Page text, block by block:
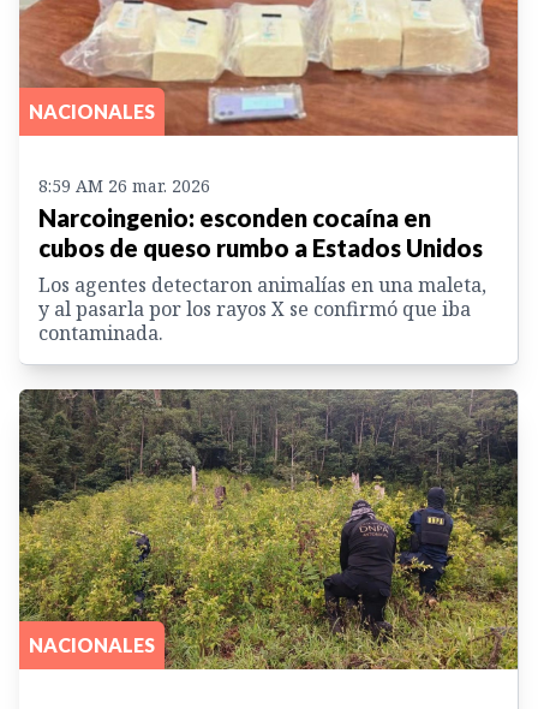
NACIONALES
8:59 AM 26 mar. 2026
Narcoingenio: esconden cocaína en
cubos de queso rumbo a Estados Unidos
Los agentes detectaron animalías en una maleta,
y al pasarla por los rayos X se confirmó que iba
contaminada.
NACIONALES